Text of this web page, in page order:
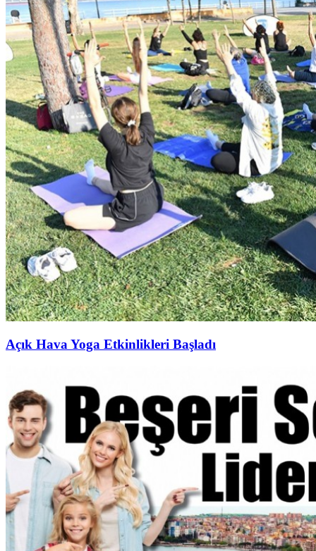
Açık Hava Yoga Etkinlikleri Başladı